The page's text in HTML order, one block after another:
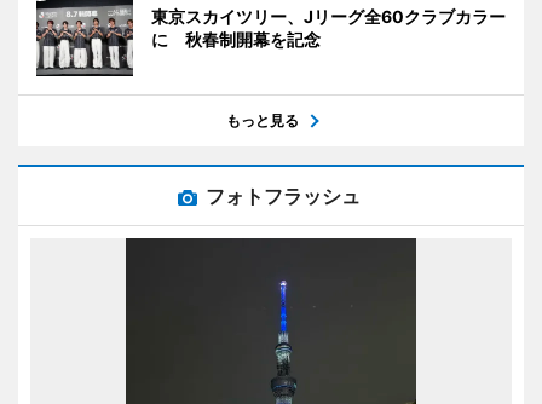
東京スカイツリー、Jリーグ全60クラブカラー
に 秋春制開幕を記念
もっと見る
フォトフラッシュ